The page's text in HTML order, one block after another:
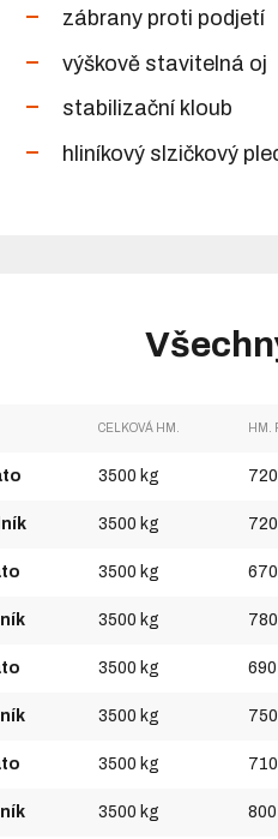
zábrany proti podjetí
výškově stavitelná oj
stabilizační kloub
hliníkový slzičkový
CELKOVÁ HM. HM.
3500 kg
3500 kg
3500 kg
3500 kg
3500 kg
3500 kg
3500 kg
3500 kg